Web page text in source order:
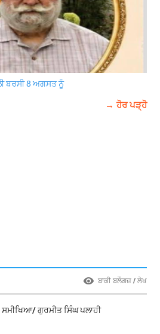
ਬਰਸੀ 8 ਅਗਸਤ ਨੂੰ
→ ਹੋਰ ਪੜ੍ਹੋ
ਬਾਕੀ ਬਲੌਗਜ਼ / ਲੇਖ
ਗੁਰਮੀਤ ਸਿੰਘ ਪਲਾਹੀ